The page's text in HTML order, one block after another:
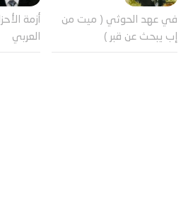
في عهد الحوثي ( ميت من
إب يبحث عن قبر )
أزمة
العربي